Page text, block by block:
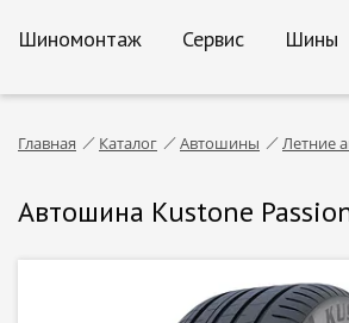
Шиномонтаж Сервис Шины
Главная Каталог Автошины Летние
Автошина Kustone